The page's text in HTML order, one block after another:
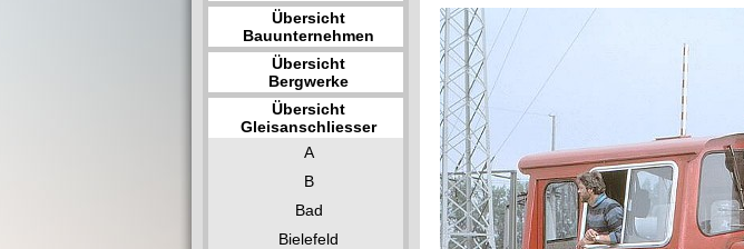
Übersicht
Bauunternehmen
Übersicht
Bergwerke
Übersicht
Gleisanschliesser
A
B
Bad
Bielefeld